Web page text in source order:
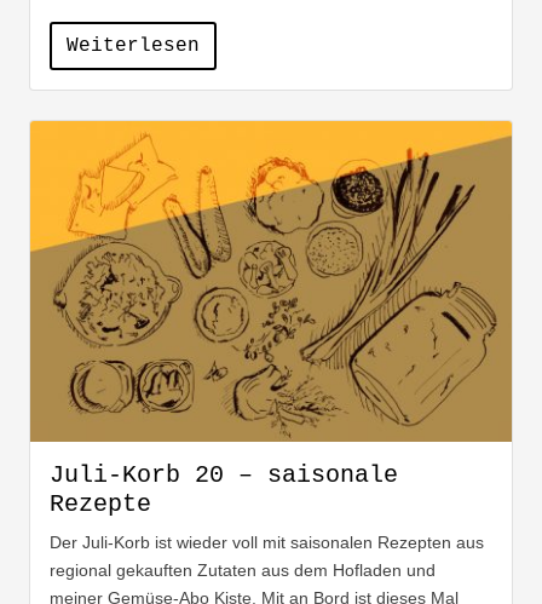
Weiterlesen
Juli-Korb 20 – saisonale
Rezepte
Der Juli-Korb ist wieder voll mit saisonalen Rezepten aus
regional gekauften Zutaten aus dem Hofladen und
meiner Gemüse-Abo Kiste. Mit an Bord ist dieses Mal